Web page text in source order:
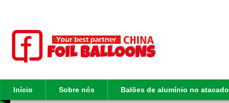
Início Sobre nós Balões de alumínio no atacado